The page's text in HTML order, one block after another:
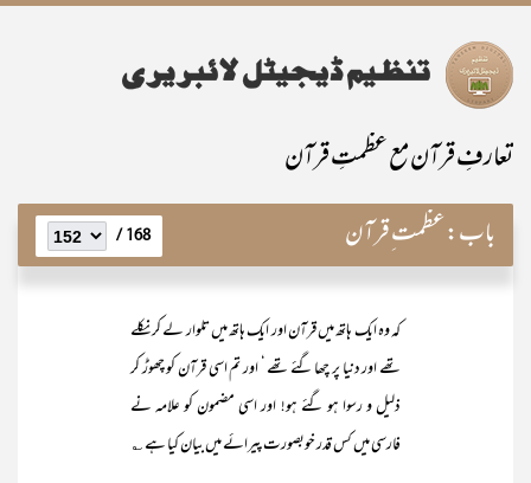
تعارفِ قرآن مع عظمتِ قرآن
باب:عظمت ِقرآن 168 /
کہ وہ ایک ہاتھ میں قرآن اور ایک ہاتھ میں تلوار لے کر نکلے
تھے اور دنیا پر چھا گئے تھے ‘ اور تم اسی قرآن کو چھوڑ کر
ذلیل و رسوا ہو گئے ہو! اور اسی مضمون کو علامہ نے
فارسی میں کس قدر خوبصورت پیرائے میں بیان کیا ہے ؎